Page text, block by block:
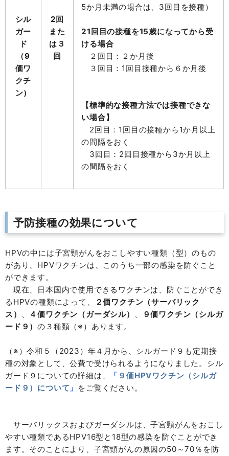
シル
ガー
ド
（9
価ワ
クチ
ン）
2回
また
は３
回
5か月未満の場合は、3回目を接種）
21回目の接種を15歳になってから受
ける場合
２回目：２か月後
３回目：1回目接種から６か月後
【標準的な接種方法では接種できな
い場合】
2回目：1回目の接種から1か月以上
の間隔をおく
3回目：2回目接種から3か月以上
の間隔をおく
予防接種の効果について
HPVの中には子宮頸がんをおこしやすい種類（型）のもの
があり、HPVワクチンは、このうち一部の感染を防ぐこと
ができます。
現在、日本国内で使用できるワクチンは、防ぐことができ
るHPVの種類によって、
２価ワクチン（サーバリック
ス）
、 ４価ワクチン（ガーダシル） 、
９価ワクチン（シルガ
ード９）の３種類（※）あります。
（※）令和５（2023）年４月から、シルガード９も定期接
種の対象として、公費で受けられるようになりました。シル
ガード９についての詳細は、
「 ９価HPVワクチン（シルガ
ード９）について 」 をご覧ください。
サーバリックスおよびガーダシルは、子宮頸がんをおこし
やすい種類であるHPV16型と18型の感染を防ぐことができ
ます。そのことにより、子宮頸がんの原因の50～70％を防